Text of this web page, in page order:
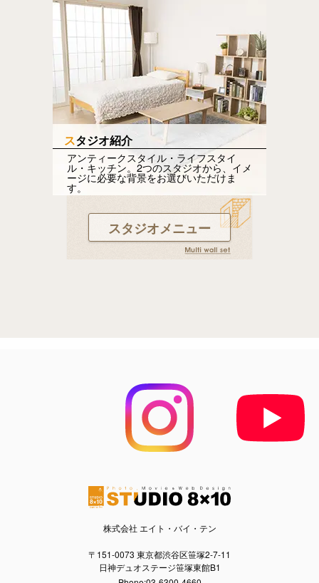
スタジオ紹介
アンティークスタイル・ライフスタイ
ル・キッチン。2つのスタジオから、イメ
ージに必要な背景をお選びいただけま
す。
スタジオメニュー
株式会社 エイト・バイ・テン
〒151-0073 東京都渋谷区笹塚2-7-11
日神デュオステージ笹塚東館B1